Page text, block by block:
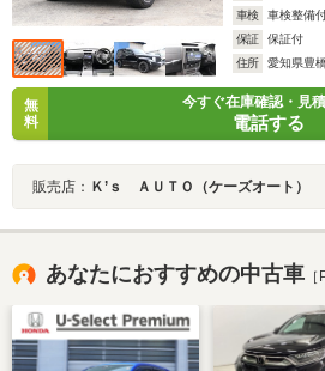
車検
車検整備
保証
保証付
住所
愛知県豊
無
料
今すぐ在庫確認・見
電話する
販売店： Ｋ’ｓ ＡＵＴＯ（ケーズオート）
あなたにおすすめの中古車 ［